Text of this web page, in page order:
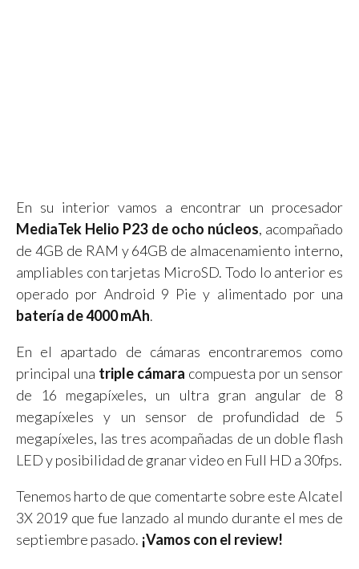
En su interior vamos a encontrar un procesador
MediaTek Helio P23 de ocho núcleos, acompañado
de 4GB de RAM y 64GB de almacenamiento interno,
ampliables con tarjetas MicroSD. Todo lo anterior es
operado por Android 9 Pie y alimentado por una
batería de 4000 mAh.
En el apartado de cámaras encontraremos como
principal una triple cámara compuesta por un sensor
de 16 megapíxeles, un ultra gran angular de 8
megapíxeles y un sensor de profundidad de 5
megapíxeles, las tres acompañadas de un doble flash
LED y posibilidad de granar video en Full HD a 30fps.
Tenemos harto de que comentarte sobre este Alcatel
3X 2019 que fue lanzado al mundo durante el mes de
septiembre pasado. ¡Vamos con el review!